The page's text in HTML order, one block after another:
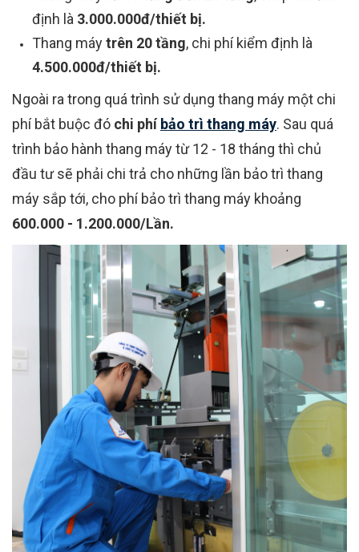
định là 3.000.000đ/thiết bị.
Thang máytrên 20 tầng, chi phí kiểm định là
4.500.000đ/thiết bị.
Ngoài ra trong quá trình sử dụng thang máy một chi
phí bắt buộc đó chi phí bảo trì thang máy. Sau quá
trình bảo hành thang máy từ 12 - 18 tháng thì chủ
đầu tư sẽ phải chi trả cho những lần bảo trì thang
máy sắp tới, cho phí bảo trì thang máy khoảng
600.000 - 1.200.000/Lần.